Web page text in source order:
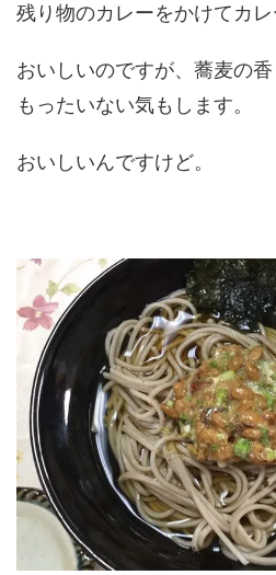
残り物のカレーをかけてカレ
おいしいのですが、蕎麦の
もったいない気もします。
おいしいんですけど。